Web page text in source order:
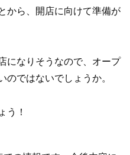
から、開店に向けて準備が
になりそうなので、オープ
のではないでしょうか。
う！